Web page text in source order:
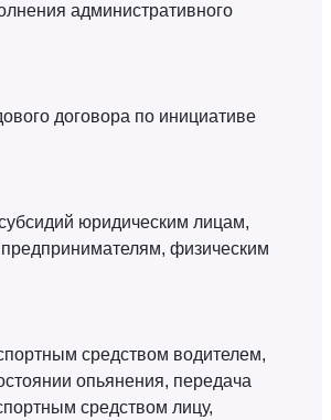
административного
договора по инициативе
юридическим лицам,
физическим
средством водителем,
опьянения, передача
средством лицу,